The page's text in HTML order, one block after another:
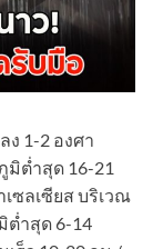
1-2 องศา
มิต่ำสุด 16-21
ซลเซียส บริเวณ
ำสุด 6-14